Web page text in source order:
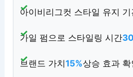
아이비리그컷 스타일 유지 기
가일 펌으로 스타일링 시간
브랜드 가치15%상승 효과 확